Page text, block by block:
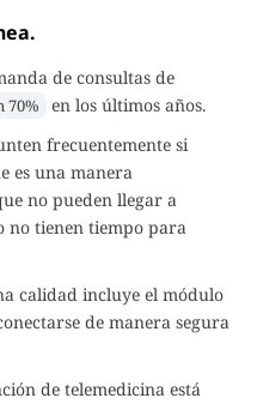
de consultas de
70%
en los últimos años.
frecuentemente si
es una manera
no pueden llegar a
no tienen tiempo para
calidad incluye el módulo
de manera segura
de telemedicina está